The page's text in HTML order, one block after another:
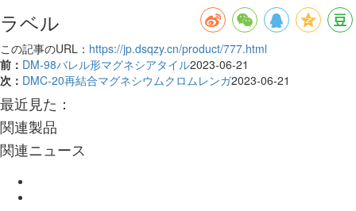
ラベル
この記事のURL： https://jp.dsqzy.cn/product/777.html
前： DM-98バレル形マグネシアタイル2023-06-21
次： DMC-20再結合マグネシウムクロムレンガ2023-06-21
最近見た：
関連製品
関連ニュース